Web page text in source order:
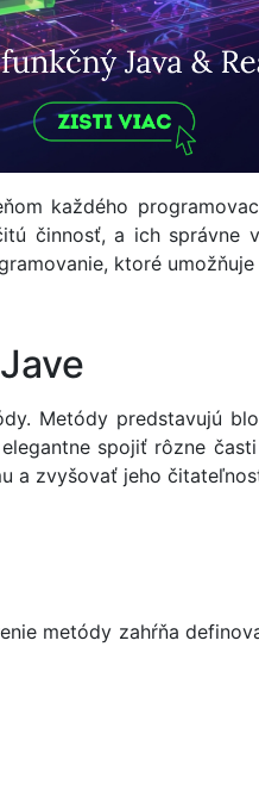
každého
činnosť, a ich
ktoré
Metódy predstavujú
spojiť rôzne
a zvyšovať jeho
metódy zahŕňa